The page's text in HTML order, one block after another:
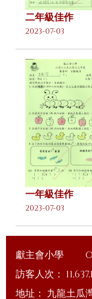
二年級佳作
2023-07-03
一年級佳作
2023-07-03
獻主會小學
訪客人次：
地址： 九龍土瓜